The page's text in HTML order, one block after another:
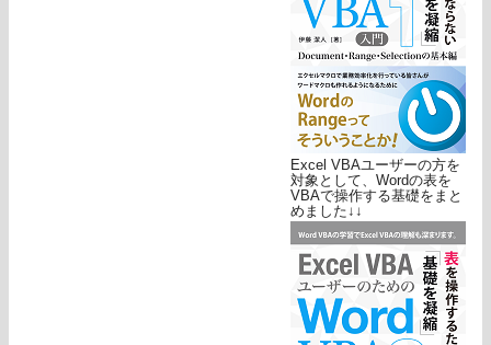
Excel VBAユーザーの方を
対象として、Wordの表を
VBAで操作する基礎をまと
めました↓↓